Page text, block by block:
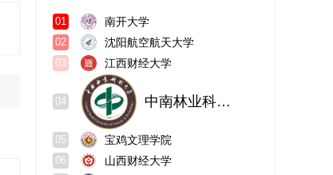
01 南开大学
02 沈阳航空航天大学
03 江西财经大学
04 中南林业科技大学
05 宝鸡文理学院
06 山西财经大学